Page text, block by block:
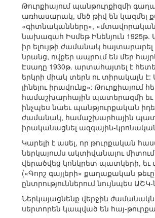
Թուրքիայում պանթուրքիզմի
առհասարակ, մեծ թիվ են կազմել
«գիտնականները»,
նախագահ Իսմեթ Ինենյուն
իր ելույթի ժամանակ
նրանց, ովքեր ապրում են մեր
Էսադը 1930թ. արտահայտել է
երկրի միակ տերն ու տիրակալն է:
լինելու իրավունք»:
համաշխարհային պատերազմի եւ
ինչպես նաեւ պանթյուրքական
ժամանակ, համաշխարհային
իրականացնել ազգային-կրոնական
Կարելի է ասել, որ թուրքական
ներկայումս ակտիվանալու միտում
վերածվեց կոնկրետ պատկերի, եւ
(«Գորշ գայլերի» քաղաքական
ընտրություններում նույնպես
Ներկայացնենք վերջին
սերտորեն կապված են հայ-